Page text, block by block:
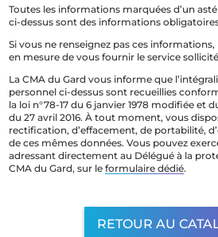
Toutes les informations marquées d’un
ci-dessus sont des informations
Si vous ne renseignez pas ces informations,
en mesure de vous fournir le service
La CMA du Gard vous informe que
personnel ci-dessus sont recueillies
la loi n°78-17 du 6 janvier 1978 modifiée et
du 27 avril 2016. À tout moment, vous
rectification, d’effacement, de portabilité,
de ces mêmes données. Vous pouvez
adressant directement au Délégué à la
CMA du Gard, sur leformulaire dédié.
RETOUR AU